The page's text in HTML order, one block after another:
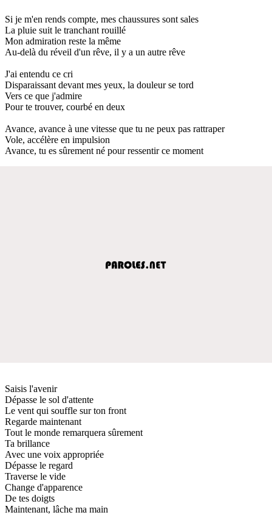
Si je m'en rends compte, mes chaussures sont sales
La pluie suit le tranchant rouillé
Mon admiration reste la même
Au-delà du réveil d'un rêve, il y a un autre rêve
J'ai entendu ce cri
Disparaissant devant mes yeux, la douleur se tord
Vers ce que j'admire
Pour te trouver, courbé en deux
Avance, avance à une vitesse que tu ne peux pas rattraper
Vole, accélère en impulsion
Avance, tu es sûrement né pour ressentir ce moment
Saisis l'avenir
Dépasse le sol d'attente
Le vent qui souffle sur ton front
Regarde maintenant
Tout le monde remarquera sûrement
Ta brillance
Avec une voix appropriée
Dépasse le regard
Traverse le vide
Change d'apparence
De tes doigts
Maintenant, lâche ma main